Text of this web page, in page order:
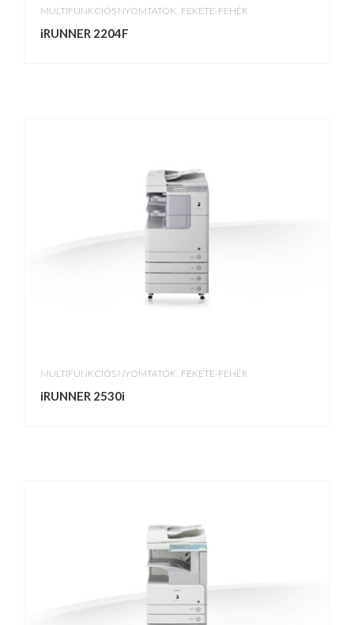
MULTIFUNKCIÓS NYOMTATÓK FEKETE-FEHÉR
iRUNNER 2204F
MULTIFUNKCIÓS NYOMTATÓK FEKETE-FEHÉR
iRUNNER 2530i